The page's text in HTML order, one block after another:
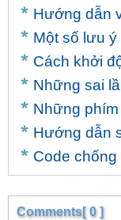
Hướng dẫn
Một số lưu
Cách khởi
Những sai
Những
Hướng dẫn
Code
Comments[ 0 ]